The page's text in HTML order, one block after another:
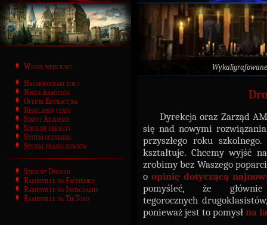
Wrota wejściowe
Harmonogram roku
Nasza Akademia
Oferta Edukacyjna
Regulamin czatu
Statut Akademii
Szkolne dekrety
System oceniania
System pisania newsów
Szkolny Discord
Ramesville na Facebooku
Ramesville na Instagramie
Ramesville na TikToku
Dyrekcja oraz Zarząd AM
się nad nowymi
przyszłego roku
kształtuje. Chcemy wyjść
zrobimy bez Waszego
o opinię dotyczącą
pomyśleć, że
tegorocznych
ponieważ jest to pomysł na